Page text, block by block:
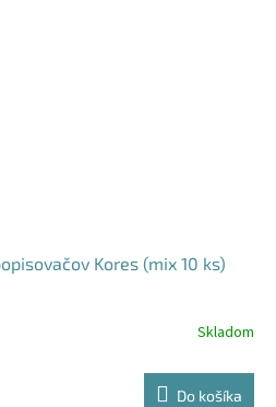
Kores (mix 10 ks)
Skladom
Do košíka